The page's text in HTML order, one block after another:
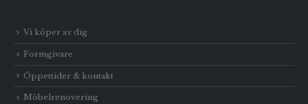
Vi köper av dig
Formgivare
Öppettider & kontakt
Möbelrenovering